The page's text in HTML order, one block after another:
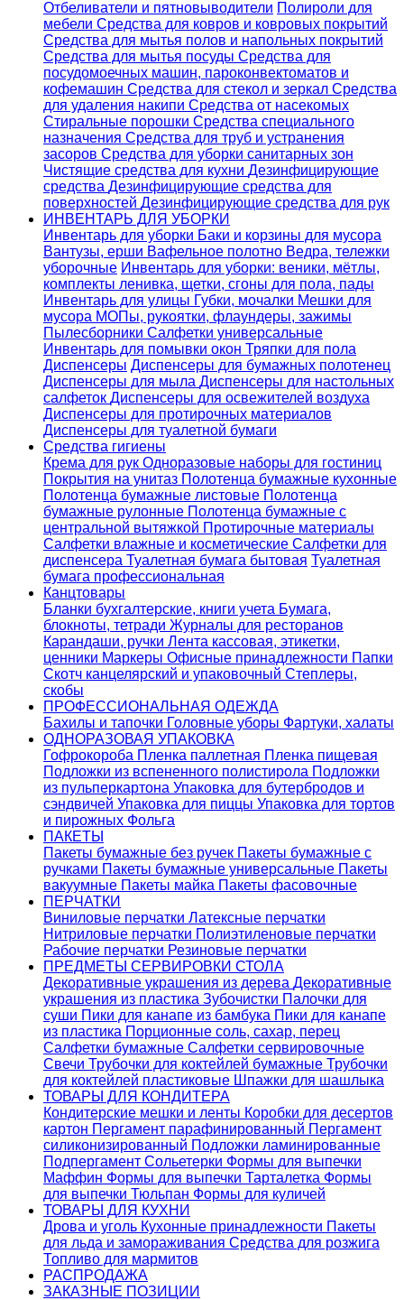
Отбеливатели и пятновыводители Полироли для
мебели Средства для ковров и ковровых покрытий
Средства для мытья полов и напольных покрытий
Средства для мытья посуды Средства для
посудомоечных машин, пароконвектоматов и
кофемашин Средства для стекол и зеркал Средства
для удаления накипи Средства от насекомых
Стиральные порошки Cредства специального
назначения Средства для труб и устранения
засоров Средства для уборки санитарных зон
Чистящие средства для кухни Дезинфицирующие
средства Дезинфицирующие средства для
поверхностей Дезинфицирующие средства для рук
ИНВЕНТАРЬ ДЛЯ УБОРКИ
Инвентарь для уборки Баки и корзины для мусора
Вантузы, ерши Вафельное полотно Ведра, тележки
уборочные Инвентарь для уборки: веники, мётлы,
комплекты ленивка, щетки, сгоны для пола, пады
Инвентарь для улицы Губки, мочалки Мешки для
мусора МОПы, рукоятки, флаундеры, зажимы
Пылесборники Салфетки универсальные
Инвентарь для помывки окон Тряпки для пола
Диспенсеры Диспенсеры для бумажных полотенец
Диспенсеры для мыла Диспенсеры для настольных
салфеток Диспенсеры для освежителей воздуха
Диспенсеры для протирочных материалов
Диспенсеры для туалетной бумаги
Средства гигиены
Крема для рук Одноразовые наборы для гостиниц
Покрытия на унитаз Полотенца бумажные кухонные
Полотенца бумажные листовые Полотенца
бумажные рулонные Полотенца бумажные с
центральной вытяжкой Протирочные материалы
Салфетки влажные и косметические Салфетки для
диспенсера Туалетная бумага бытовая Туалетная
бумага профессиональная
Канцтовары
Бланки бухгалтерские, книги учета Бумага,
блокноты, тетради Журналы для ресторанов
Карандаши, ручки Лента кассовая, этикетки,
ценники Маркеры Офисные принадлежности Папки
Скотч канцелярский и упаковочный Степлеры,
скобы
ПРОФЕССИОНАЛЬНАЯ ОДЕЖДА
Бахилы и тапочки Головные уборы Фартуки, халаты
ОДНОРАЗОВАЯ УПАКОВКА
Гофрокороба Пленка паллетная Пленка пищевая
Подложки из вспененного полистирола Подложки
из пульперкартона Упаковка для бутербродов и
сэндвичей Упаковка для пиццы Упаковка для тортов
и пирожных Фольга
ПАКЕТЫ
Пакеты бумажные без ручек Пакеты бумажные с
ручками Пакеты бумажные универсальные Пакеты
вакуумные Пакеты майка Пакеты фасовочные
ПЕРЧАТКИ
Виниловые перчатки Латексные перчатки
Нитриловые перчатки Полиэтиленовые перчатки
Рабочие перчатки Резиновые перчатки
ПРЕДМЕТЫ СЕРВИРОВКИ СТОЛА
Декоративные украшения из дерева Декоративные
украшения из пластика Зубочистки Палочки для
суши Пики для канапе из бамбука Пики для канапе
из пластика Порционные соль, сахар, перец
Салфетки бумажные Салфетки сервировочные
Свечи Трубочки для коктейлей бумажные Трубочки
для коктейлей пластиковые Шпажки для шашлыка
ТОВАРЫ ДЛЯ КОНДИТЕРА
Кондитерские мешки и ленты Коробки для десертов
картон Пергамент парафинированный Пергамент
силиконизированный Подложки ламинированные
Подпергамент Сольетерки Формы для выпечки
Маффин Формы для выпечки Тарталетка Формы
для выпечки Тюльпан Формы для куличей
ТОВАРЫ ДЛЯ КУХНИ
Дрова и уголь Кухонные принадлежности Пакеты
для льда и замораживания Средства для розжига
Топливо для мармитов
РАСПРОДАЖА
ЗАКАЗНЫЕ ПОЗИЦИИ